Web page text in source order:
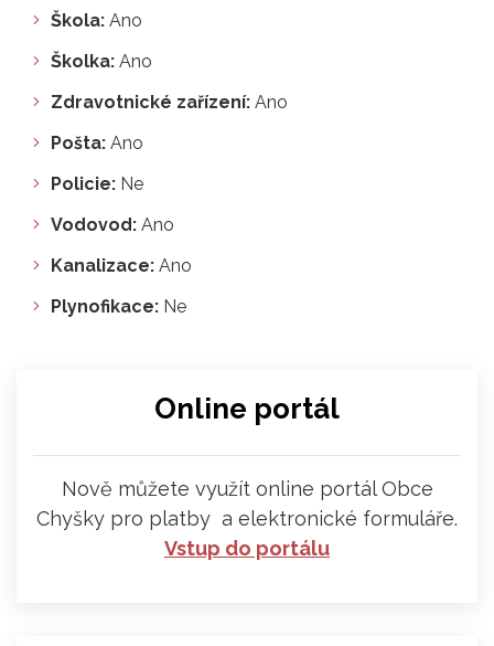
Škola: Ano
Školka: Ano
Zdravotnické zařízení: Ano
Pošta: Ano
Policie: Ne
Vodovod: Ano
Kanalizace: Ano
Plynofikace: Ne
Online portál
Nově můžete využít online portál Obce
Chyšky pro platby a elektronické formuláře.
Vstup do portálu